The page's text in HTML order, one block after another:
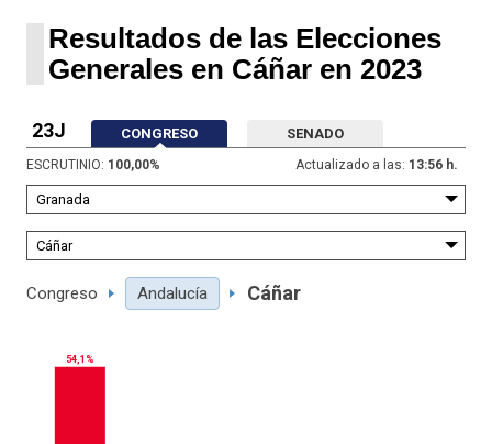
Resultados de las Elecciones
Generales en Cáñar en 2023
23J CONGRESO SENADO
ESCRUTINIO: 100,00% Actualizado a las: 13:56 h.
Congreso Andalucía Cáñar
54,1%